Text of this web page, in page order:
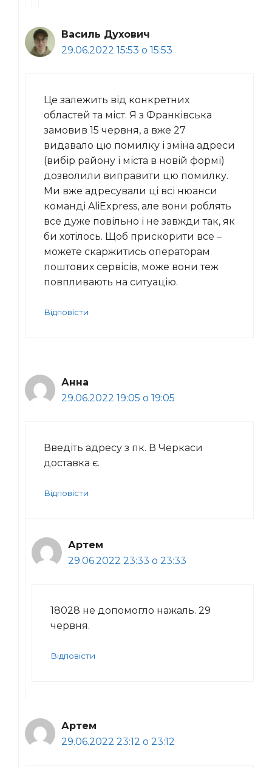
Василь Духович
29.06.2022 15:53 о 15:53
Це залежить від конкретних
областей та міст. Я з Франківська
замовив 15 червня, а вже 27
видавало цю помилку і зміна адреси
(вибір району і міста в новій формі)
дозволили виправити цю помилку.
Ми вже адресували ці всі нюанси
команді AliExpress, але вони роблять
все дуже повільно і не завжди так, як
би хотілось. Щоб прискорити все –
можете скаржитись операторам
поштових сервісів, може вони теж
повпливають на ситуацію.
Відповісти
Анна
29.06.2022 19:05 о 19:05
Введіть адресу з пк. В Черкаси
доставка є.
Відповісти
Артем
29.06.2022 23:33 о 23:33
18028 не допомогло нажаль. 29
червня.
Відповісти
Артем
29.06.2022 23:12 о 23:12